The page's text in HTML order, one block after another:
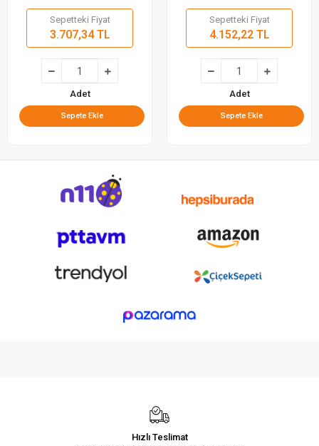
Sepetteki Fiyat
3.707,34 TL
Adet
Sepete Ekle
Sepetteki Fiyat
4.152,22 TL
Adet
Sepete Ekle
Hızlı Teslimat